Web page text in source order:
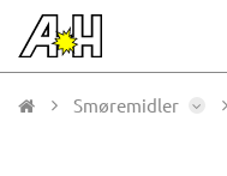
Smøremidler